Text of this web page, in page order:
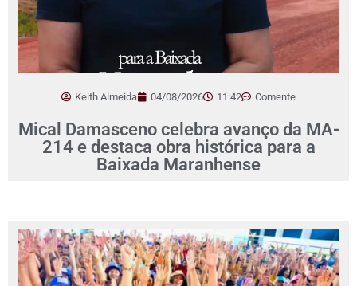
Keith Almeida 04/08/2026 11:42 Comente
Mical Damasceno celebra avanço da MA-
214 e destaca obra histórica para a
Baixada Maranhense